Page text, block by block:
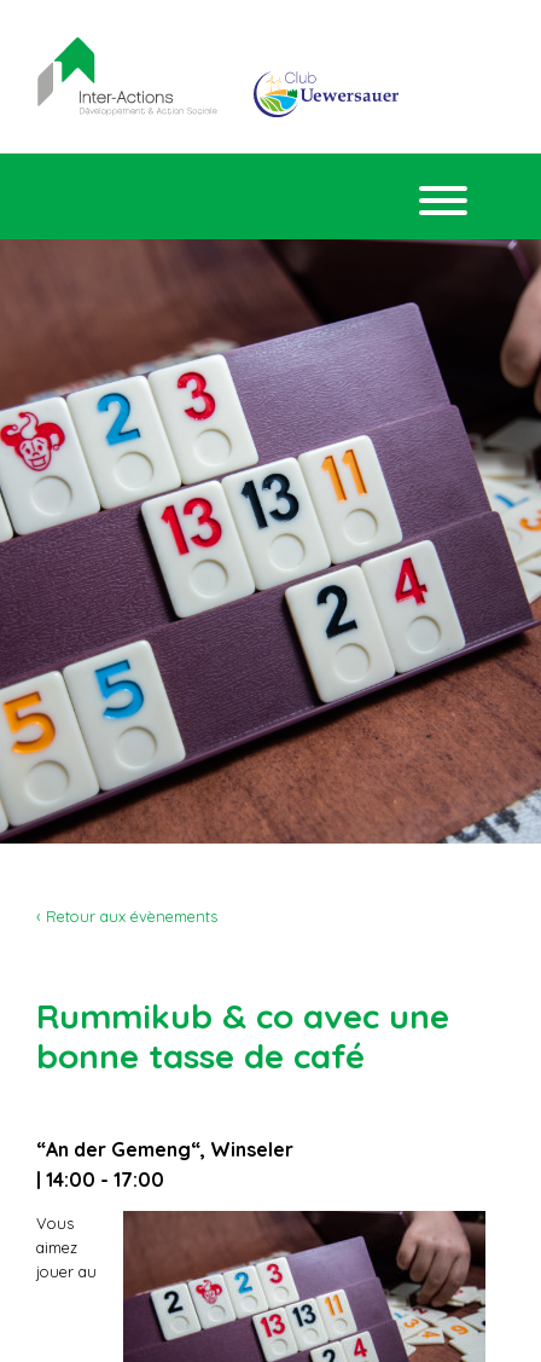
‹ Retour aux évènements
Rummikub & co avec une
bonne tasse de café
“An der Gemeng“, Winseler
| 14:00 - 17:00
Vous
aimez
jouer au